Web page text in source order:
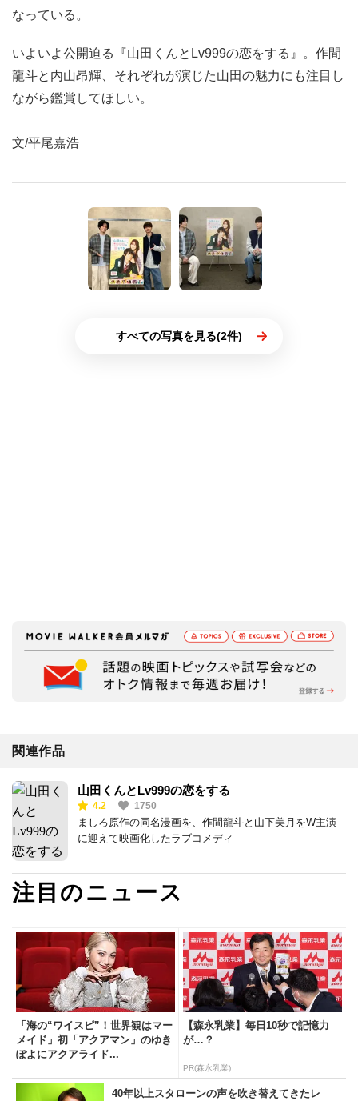
なっている。
いよいよ公開迫る『山田くんとLv999の恋をする』。作間
龍斗と内山昂輝、それぞれが演じた山田の魅力にも注目し
ながら鑑賞してほしい。
文/平尾嘉浩
すべての写真を見る(2件)
関連作品
山田くんとLv999の恋をする
4.2 1750
ましろ原作の同名漫画を、作間龍斗と山下美月をW主演
に迎えて映画化したラブコメディ
注目のニュース
「海の“ワイスピ”！世界観はマー
メイド」初「アクアマン」のゆき
ぽよにアクアライド...
【森永乳業】毎日10秒で記憶力
が…？
PR(森永乳業)
40年以上スタローンの声を吹き替えてきたレ